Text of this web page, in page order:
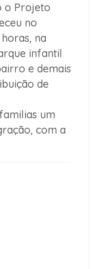
o Projeto
no
na
infantil
e demais
de
um
com a